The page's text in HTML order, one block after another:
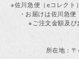
※佐川急便（eコレクト
・お届けは佐川急
※ご注文金額及び
所在地：